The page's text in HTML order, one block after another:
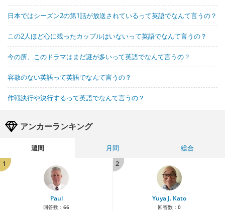
日本ではシーズン2の第1話が放送されているって英語でなんて言うの？
この2人ほど心に残ったカップルはいないって英語でなんて言うの？
今の所、このドラマはまだ謎が多いって英語でなんて言うの？
容赦のない英語って英語でなんて言うの？
作戦決行や決行するって英語でなんて言うの？
アンカーランキング
週間 月間
総合
1
Paul
回答数： 66
2
Yuya J. Kato
回答数： 0